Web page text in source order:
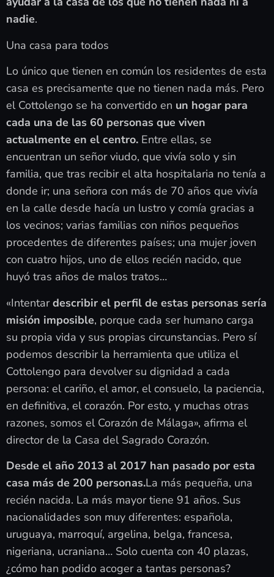
nadie.
Una casa para todos
Lo único que tienen en común los residentes de esta
casa es precisamente que no tienen nada más. Pero
el Cottolengo se ha convertido en un hogar para
cada una de las 60 personas que viven
actualmente en el centro. Entre ellas, se
encuentran un señor viudo, que vivía solo y sin
familia, que tras recibir el alta hospitalaria no tenía a
donde ir; una señora con más de 70 años que vivía
en la calle desde hacía un lustro y comía gracias a
los vecinos; varias familias con niños pequeños
procedentes de diferentes países; una mujer joven
con cuatro hijos, uno de ellos recién nacido, que
huyó tras años de malos tratos…
«Intentardescribir el perfil de estas personas sería
misión imposible, porque cada ser humano carga
su propia vida y sus propias circunstancias. Pero sí
podemos describir la herramienta que utiliza el
Cottolengo para devolver su dignidad a cada
persona: el cariño, el amor, el consuelo, la paciencia,
en definitiva, el corazón. Por esto, y muchas otras
razones, somos el Corazón de Málaga», afirma el
director de la Casa del Sagrado Corazón.
Desde el año 2013 al 2017 han pasado por esta
casa más de 200 personas.La más pequeña, una
recién nacida. La más mayor tiene 91 años. Sus
nacionalidades son muy diferentes: española,
uruguaya, marroquí, argelina, belga, francesa,
nigeriana, ucraniana… Solo cuenta con 40 plazas,
¿cómo han podido acoger a tantas personas?